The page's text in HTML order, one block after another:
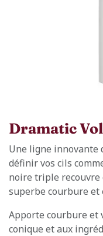
Dramatic
Une ligne innovante
définir vos cils
noire triple recouvre
superbe courbure et
Apporte courbure et
conique et aux